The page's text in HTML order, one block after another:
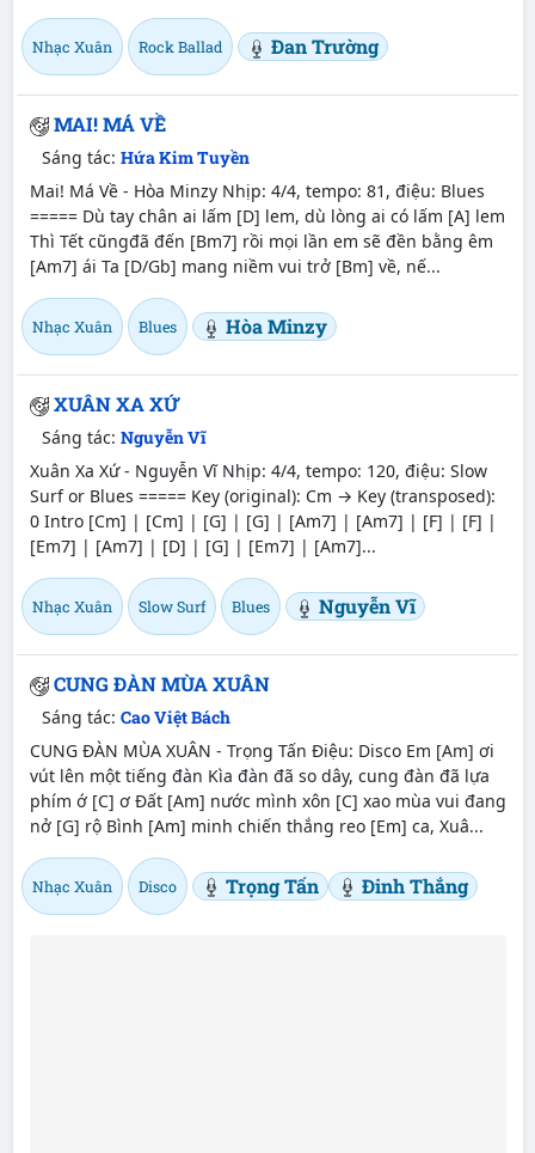
Nhạc Xuân Rock Ballad Đan Trường
MAI! MÁ VỀ
Sáng tác: Hứa Kim Tuyền
Mai! Má Về - Hòa Minzy Nhịp: 4/4, tempo: 81, điệu: Blues
===== Dù tay chân ai lấm [D] lem, dù lòng ai có lấm [A] lem
Thì Tết cũngđã đến [Bm7] rồi mọi lần em sẽ đền bằng êm
[Am7] ái Ta [D/Gb] mang niềm vui trở [Bm] về, nế...
Nhạc Xuân Blues Hòa Minzy
XUÂN XA XỨ
Sáng tác: Nguyễn Vĩ
Xuân Xa Xứ - Nguyễn Vĩ Nhịp: 4/4, tempo: 120, điệu: Slow
Surf or Blues ===== Key (original): Cm → Key (transposed):
0 Intro [Cm] | [Cm] | [G] | [G] | [Am7] | [Am7] | [F] | [F] |
[Em7] | [Am7] | [D] | [G] | [Em7] | [Am7]...
Nhạc Xuân Slow Surf Blues Nguyễn Vĩ
CUNG ĐÀN MÙA XUÂN
Sáng tác: Cao Việt Bách
CUNG ĐÀN MÙA XUÂN - Trọng Tấn Điệu: Disco Em [Am] ơi
vút lên một tiếng đàn Kìa đàn đã so dây, cung đàn đã lựa
phím ớ [C] ơ Đất [Am] nước mình xôn [C] xao mùa vui đang
nở [G] rộ Bình [Am] minh chiến thắng reo [Em] ca, Xuâ...
Nhạc Xuân Disco Trọng Tấn Đinh Thắng